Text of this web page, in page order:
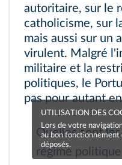
autoritaire, sur le
catholicisme, sur
mais aussi sur un
virulent. Malgré
militaire et la
politiques, le
pas pour autant
Quelles sont
régime
UTILISATION DES
Lors de votre
au bon
déposés.